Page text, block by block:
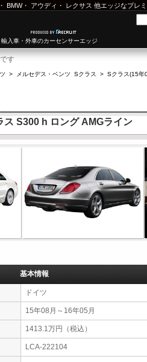
・ BMW・ アウディ ・ レクサス 他エッジなプレ
入車・外車のカーセンサーエッジ
す
> メルセデス・ベンツ Sクラス > Sクラス(15年
ス S300 h ロング AMGライン
基本情報
ドイツ
15年08月～16年05月
1413.1万円（税込）
LCA-222104